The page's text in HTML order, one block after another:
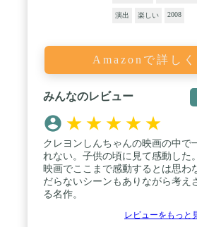
演出 楽しい 2008
Amazonで詳しく
みんなのレビュー
★ ★ ★ ★ ★
クレヨンしんちゃんの映画の中で
れない。子供の頃に見て感動した
映画でここまで感動するとは思わ
だらないシーンもありながら考え
る名作。
レビューをもっと